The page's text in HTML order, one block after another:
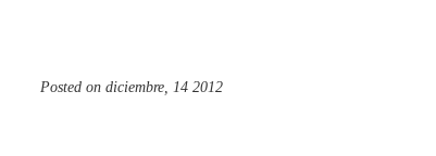
Posted on diciembre, 14 2012